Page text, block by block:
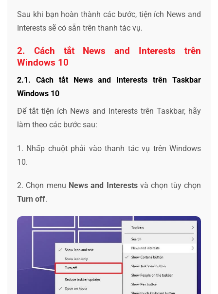
Sau khi bạn hoàn thành các bước, tiện ích News and
Interests sẽ có sẵn trên thanh tác vụ.
2. Cách tắt News and Interests trên
Windows 10
2.1. Cách tắt News and Interests trên Taskbar
Windows 10
Để tắt tiện ích News and Interests trên Taskbar, hãy
làm theo các bước sau:
1. Nhấp chuột phải vào thanh tác vụ trên Windows
10.
2. Chọn menu News and Interestsvà chọn tùy chọn
Turn off.